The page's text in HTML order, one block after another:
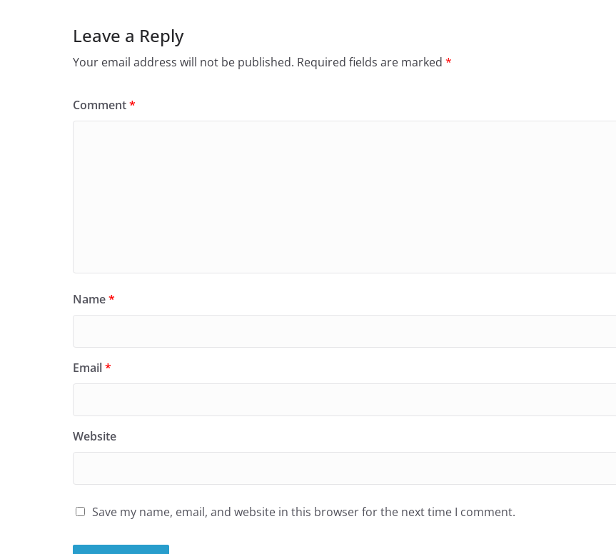
Leave a Reply
Your email address will not be published. Required fields are marked *
Comment*
Name*
Email*
Website
Save my name, email, and website in this browser for the next time I comment.